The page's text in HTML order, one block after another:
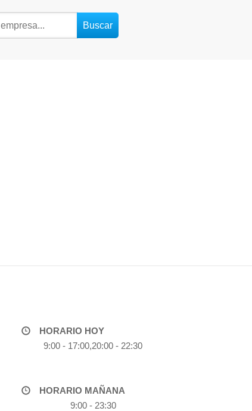
HORARIO HOY
9:00 - 17:00,20:00 - 22:30
HORARIO MAÑANA
9:00 - 23:30